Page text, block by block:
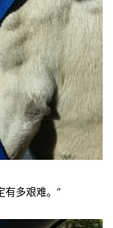
有多艰难。”